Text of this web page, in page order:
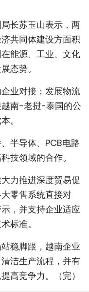
长苏玉山表示，两
共同体建设方面积
能源、工业、文化
态势。
业对接；发展物流
南-老挝-泰国的公
。
半导体、PCB电路
技领域的合作。
力推进深度贸易促
零售系统直接对
，并支持企业适应
标准。
稳脚跟，越南企业
洁生产流程，并有
高竞争力。（完）